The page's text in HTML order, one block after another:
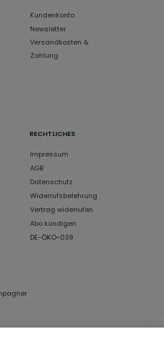
Kundenkonto
Newsletter
Versandkosten &
Zahlung
RECHTLICHES
Impressum
AGB
Datenschutz
Widerrufsbelehrung
Vertrag widerrufen
Abo kündigen
DE-ÖKO-039